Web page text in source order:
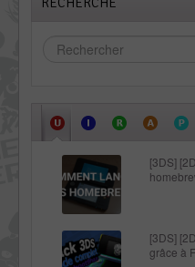
[3DS]
[3DS]
grâce à